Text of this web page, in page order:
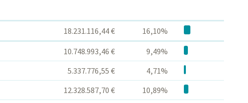
18.231.116,44 € 16,10%
10.748.993,46 €
9,49%
5.337.776,55 €
4,71%
12.328.587,70 €
10,89%